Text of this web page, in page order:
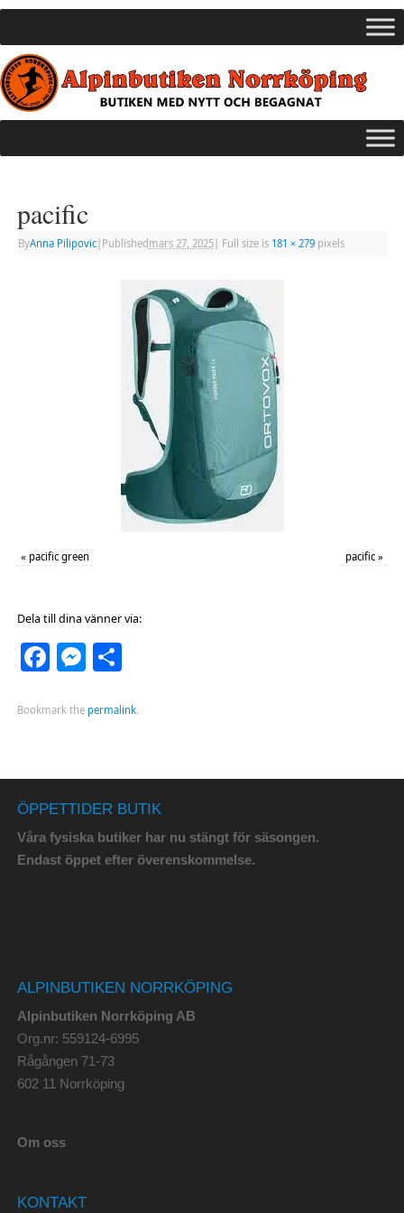
pacific
ByAnna Pilipovic| Published mars 27, 2025| Full size is 181 × 279pixels
« pacific green pacific »
Dela till dina vänner via:
Facebook
Messenger
Dela
Bookmark the permalink.
ÖPPETTIDER BUTIK
Våra fysiska butiker har nu stängt för säsongen.
Endast öppet efter överenskommelse.
ALPINBUTIKEN NORRKÖPING
Alpinbutiken Norrköping AB
Org.nr: 559124-6995
Rågången 71-73
602 11 Norrköping
Om oss
KONTAKT